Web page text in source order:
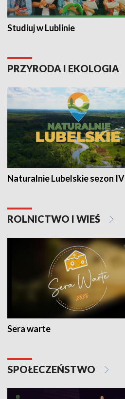
Studiuj w Lublinie
PRZYRODA I EKOLOGIA
Naturalnie Lubelskie sezon IV
ROLNICTWO I WIEŚ
Sera warte
SPOŁECZEŃSTWO